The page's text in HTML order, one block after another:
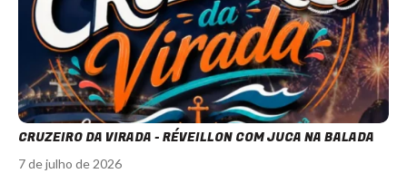
CRUZEIRO DA VIRADA - RÉVEILLON COM JUCA NA BALADA
7 de julho de 2026